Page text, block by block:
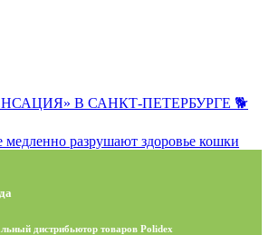
В САНКТ-ПЕТЕРБУРГЕ 🐕
разрушают здоровье кошки
дистрибьютор товаров Polidex